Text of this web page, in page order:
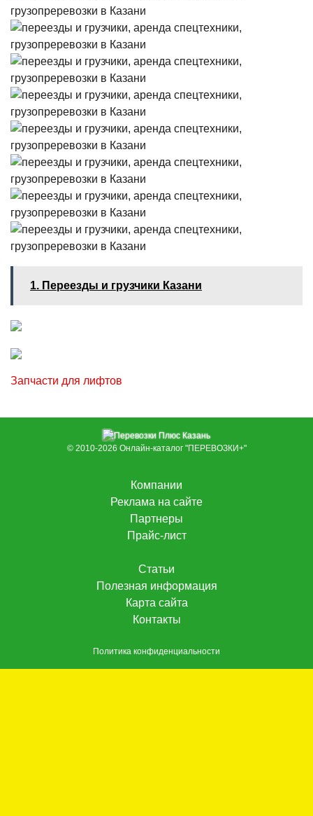
1. Переезды и грузчики Казани
Запчасти для лифтов
© 2010-2026 Онлайн-каталог "ПЕРЕВОЗКИ+"
Компании
Реклама на сайте
Партнеры
Прайс-лист
Статьи
Полезная информация
Карта сайта
Контакты
Политика конфиденциальности